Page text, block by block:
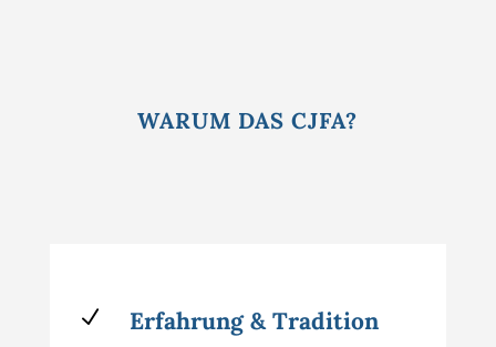
WARUM DAS CJFA?
N Erfahrung & Tradition